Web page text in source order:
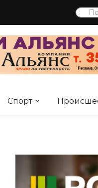
Спорт